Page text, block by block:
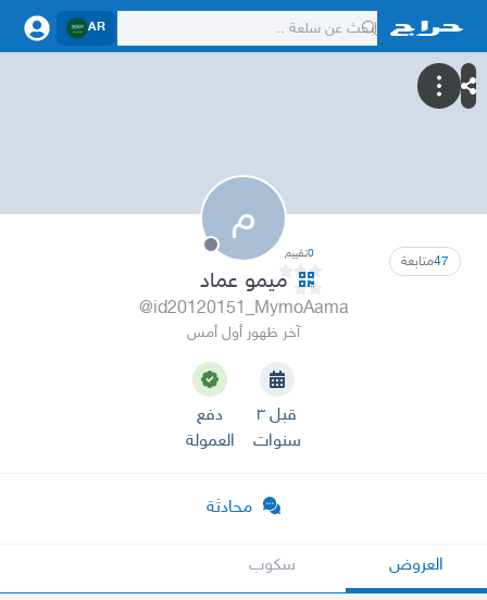
AR
م
47متابعة 0تقييم
ميمو عماد
@id20120151_MymoAama
آخر ظهور أول أمس
قبل ٣
سنوات
دفع
العمولة
محادثة
العروض سكوب